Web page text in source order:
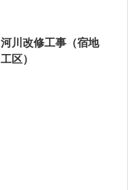
河川改修工事（宿地
工区）